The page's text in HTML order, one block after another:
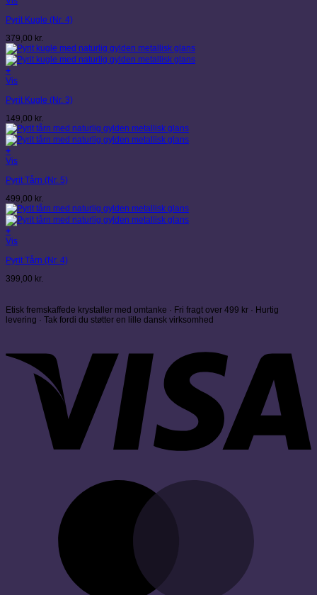
Pyrit Kugle (Nr. 4)
379,00 kr.
+
Vis
Pyrit Kugle (Nr. 3)
149,00 kr.
+
Vis
Pyrit Tårn (Nr. 5)
499,00 kr.
+
Vis
Pyrit Tårn (Nr. 4)
399,00 kr.
Etisk fremskaffede krystaller med omtanke · Fri fragt over 499 kr · Hurtig
levering · Tak fordi du støtter en lille dansk virksomhed